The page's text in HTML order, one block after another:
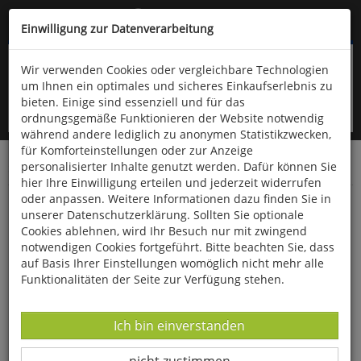
Kompletten Head der Seite überspringen
oder (06766) 9323-960
Startseite Bücher Biologie allgemein Diverses
Der lange Atem der Bäume
Einwilligung zur Datenverarbeitung
Wir verwenden Cookies oder vergleichbare Technologien
um Ihnen ein optimales und sicheres Einkaufserlebnis zu
bieten. Einige sind essenziell und für das
ordnungsgemäße Funktionieren der Website notwendig
während andere lediglich zu anonymen Statistikzwecken,
für Komforteinstellungen oder zur Anzeige
personalisierter Inhalte genutzt werden. Dafür können Sie
hier Ihre Einwilligung erteilen und jederzeit widerrufen
oder anpassen. Weitere Informationen dazu finden Sie in
unserer Datenschutzerklärung. Sollten Sie optionale
Cookies ablehnen, wird Ihr Besuch nur mit zwingend
notwendigen Cookies fortgeführt. Bitte beachten Sie, dass
auf Basis Ihrer Einstellungen womöglich nicht mehr alle
Funktionalitäten der Seite zur Verfügung stehen.
Datenverarbeitung -
Ich bin einverstanden